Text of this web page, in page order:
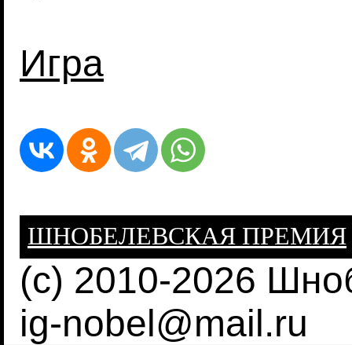
Игра
ШНОБЕЛЕВСКАЯ ПРЕМИЯ
(c) 2010-2026
ig-nobel@mail.ru